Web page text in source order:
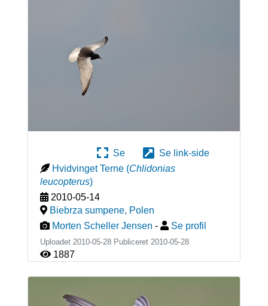
Se
Se link-side
Hvidvinget Terne (Chlidonias
leucopterus)
2010-05-14
Biebrza sumpene, Polen
Morten Scheller Jensen - Se profil
Uploadet 2010-05-28 Publiceret 2010-05-28
1887